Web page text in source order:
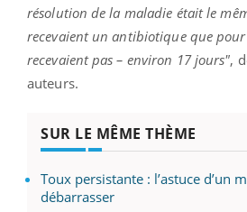
résolution de la maladie était le
recevaient un antibiotique que pour
recevaient pas – environ 17 jours",
auteurs.
SUR LE MÊME THÈME
Toux persistante : l’astuce d’un
débarrasser